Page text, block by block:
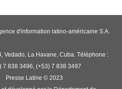
d'information latino-américaine S.A.
Vedado, La Havane, Cuba. Téléphone :
7 838 3496, (+53) 7 838 3497
Presse Latine © 2023